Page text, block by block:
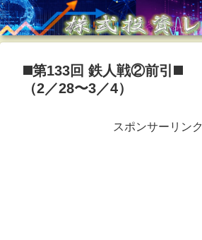
◼️第133回 鉄人戦②前引◼️
（2／28〜3／4）
スポンサーリンク